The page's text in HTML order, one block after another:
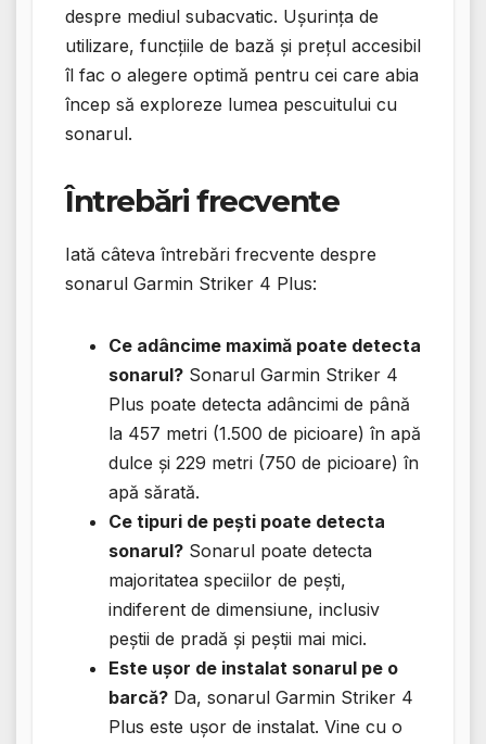
despre mediul subacvatic. Ușurința de
utilizare, funcțiile de bază și prețul accesibil
îl fac o alegere optimă pentru cei care abia
încep să exploreze lumea pescuitului cu
sonarul.
Întrebări frecvente
Iată câteva întrebări frecvente despre
sonarul Garmin Striker 4 Plus:
Ce adâncime maximă poate detecta
sonarul? Sonarul Garmin Striker 4
Plus poate detecta adâncimi de până
la 457 metri (1.500 de picioare) în apă
dulce și 229 metri (750 de picioare) în
apă sărată.
Ce tipuri de pești poate detecta
sonarul? Sonarul poate detecta
majoritatea speciilor de pești,
indiferent de dimensiune, inclusiv
peștii de pradă și peștii mai mici.
Este ușor de instalat sonarul pe o
barcă? Da, sonarul Garmin Striker 4
Plus este ușor de instalat. Vine cu o